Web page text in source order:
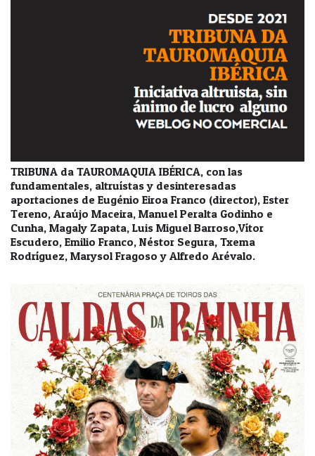
TRIBUNA da TAUROMAQUIA IBÉRICA, con las
fundamentales, altruístas y desinteresadas
aportaciones de Eugénio Eiroa Franco (director), Ester
Tereno, Araújo Maceira, Manuel Peralta Godinho e
Cunha, Magaly Zapata, Luis Miguel Barroso,Vítor
Escudero, Emilio Franco, Néstor Segura, Txema
Rodríguez, Marysol Fragoso y Alfredo Arévalo.